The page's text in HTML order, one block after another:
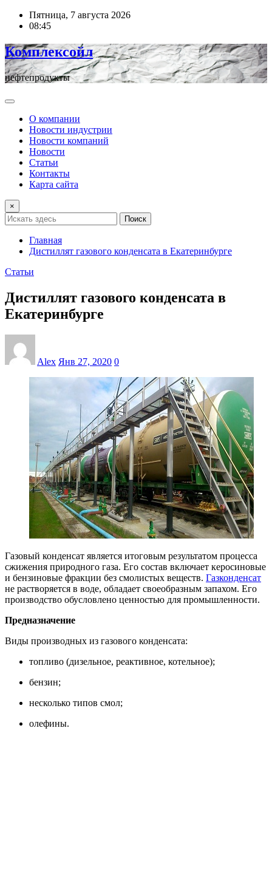
ПерейтиПятница, 7 августа 2026
08:45
Комплексойл
нефтепродукты
О компании
Новости индустрии
Новости компаний
Новости
Статьи
Контакты
Карта сайта
×
Поиск
Главная
Дистиллят газового конденсата в Екатеринбурге
Статьи
Дистиллят газового конденсата в
Екатеринбурге
Alex Янв 27, 2020 0
Газовый конденсат является итоговым результатом процесса
сжижения природного газа. Его состав включает керосиновые
и бензиновые фракции без смолистых веществ. Газконденсат
не растворяется в воде, обладает своеобразным запахом. Его
производство обусловлено ценностью для промышленности.
Предназначение
Виды производных из газового конденсата:
топливо (дизельное, реактивное, котельное);
бензин;
несколько типов смол;
олефины.